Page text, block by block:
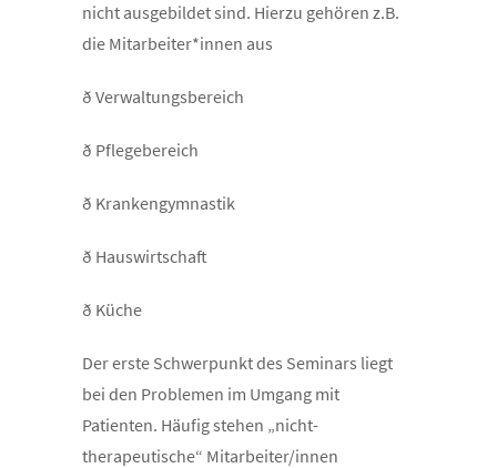
nicht ausgebildet sind. Hierzu gehören z.B.
die Mitarbeiter*innen aus
ð Verwaltungsbereich
ð Pflegebereich
ð Krankengymnastik
ð Hauswirtschaft
ð Küche
Der erste Schwerpunkt des Seminars liegt
bei den Problemen im Umgang mit
Patienten. Häufig stehen „nicht-
therapeutische“ Mitarbeiter/innen